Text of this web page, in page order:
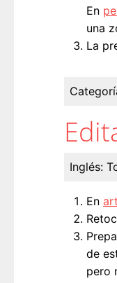
En
una
La
Inglés:
En
de
pero